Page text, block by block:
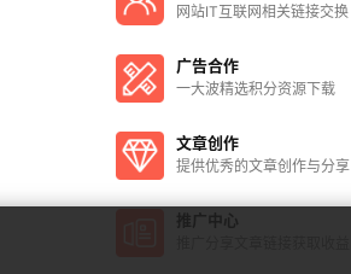
网站IT互联网相关链接交换
广告合作
一大波精选积分资源下载
文章创作
提供优秀的文章创作与分享
推广中心